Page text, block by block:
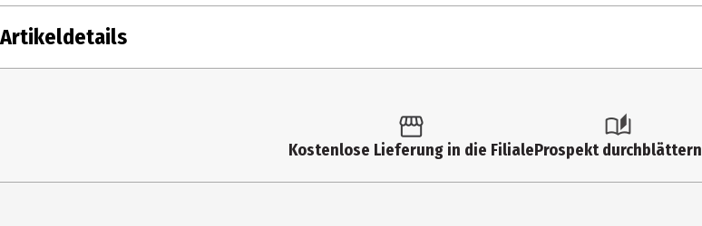
Artikeldetails
7.6 cm
Kostenlose Lieferung in die FilialeProspekt durchblättern